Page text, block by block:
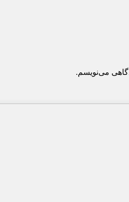
می‌نویسم.